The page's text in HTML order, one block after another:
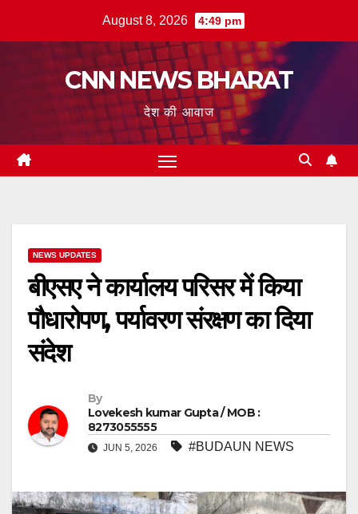
August 8, 2026 4:49 pm
CNN NEWS BHARAT
देश की आवाज
NEWS UPDATES
बीएसए ने कार्यालय परिसर में किया
पौधारोपण, पर्यावरण संरक्षण का दिया
संदेश
By
Lovekesh kumar Gupta / MOB :
8273055555
JUN 5, 2026 #BUDAUN NEWS